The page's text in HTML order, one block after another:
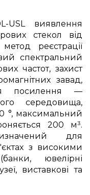
USL виявлення
стекол від
реєстрації
спектральний
частот, захист
завад,
посилення —
середовища,
°, максимальний
200 м³.
для
з високими
ювелірні
виставкові та